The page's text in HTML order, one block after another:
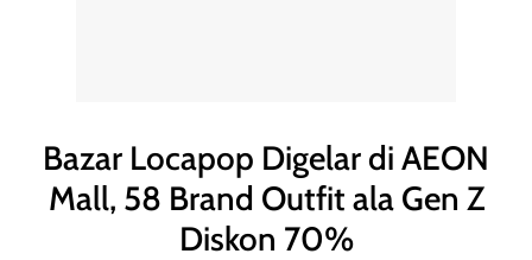
Bazar Locapop Digelar di AEON
Mall, 58 Brand Outfit ala Gen Z
Diskon 70%